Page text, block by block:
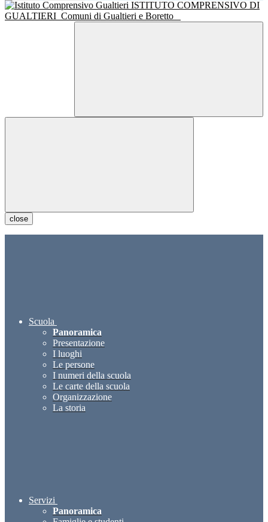
ISTITUTO COMPRENSIVO DI
GUALTIERI Comuni di Gualtieri e Boretto
close
Scuola
Panoramica
Presentazione
I luoghi
Le persone
I numeri della scuola
Le carte della scuola
Organizzazione
La storia
Servizi
Panoramica